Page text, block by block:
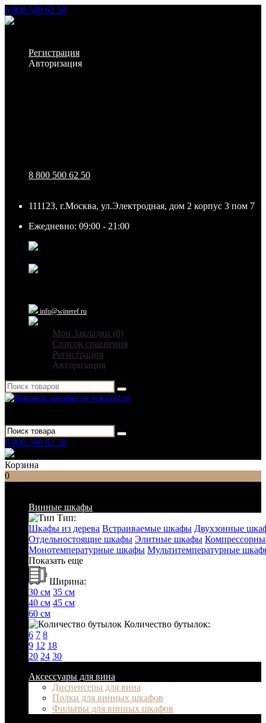
8 800 500 62 50
Регистрация
Авторизация
8 800 500 62 50
111123, г.Москва, ул.Электродная, дом 2 корпус 3 пом 7
Ежедневно: 09:00 - 21:00
info@wineref.ru
Мои Закладки (0)
Список сравнения
Регистрация
Авторизация
8 800 500 62 50
Корзина
0
Винные шкафы
Тип:
Шкафы из дерева Встраиваемые шкафы Двухзонные
Отдельностоящие шкафы Элитные шкафы
Монотемпературные шкафы Мультитемпературные
Показать еще
Ширина:
30 см 35 см
40 см 45 см
60 см
Количество бутылок:
6 7 8
9 12 18
20 24 30
Аксессуары для вина
Диспенсеры для вина
Полки для винных шкафов
Фильтры для винных шкафов